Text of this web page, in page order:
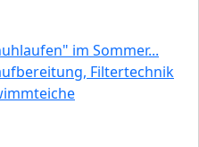
im Sommer...
Filtertechnik